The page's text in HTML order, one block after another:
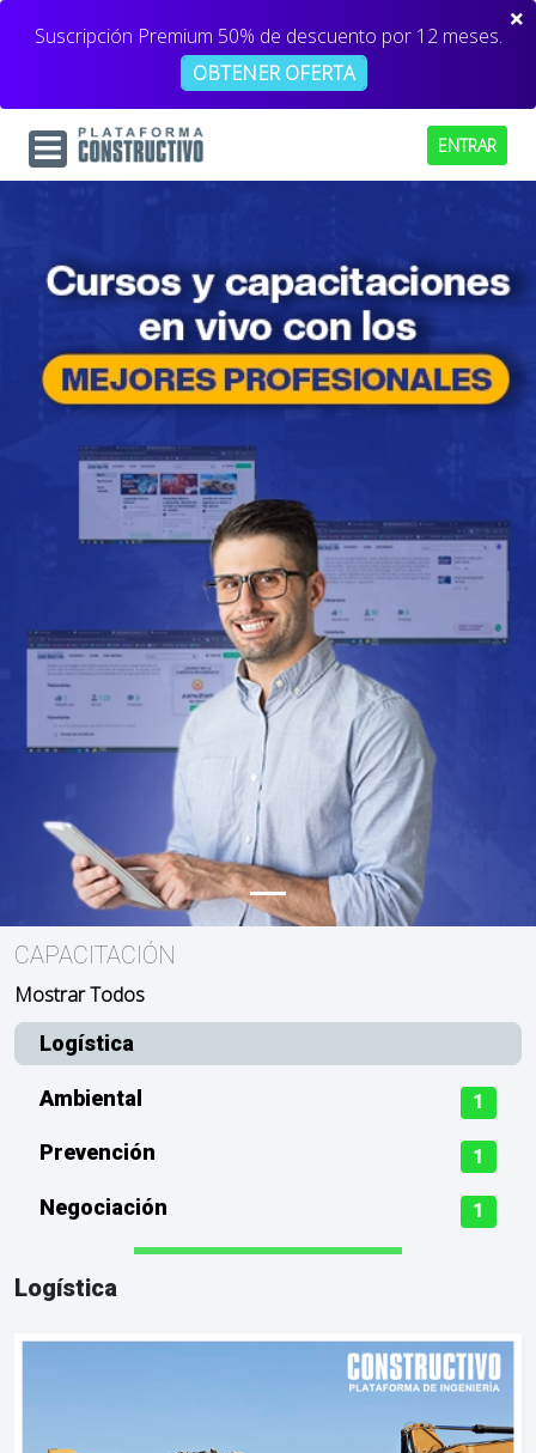
Suscripción Premium 50% de descuento por 12 meses.
OBTENER OFERTA
ENTRAR
CAPACITACIÓN
Mostrar Todos
Logística
Ambiental 1
Prevención 1
Negociación 1
Logística